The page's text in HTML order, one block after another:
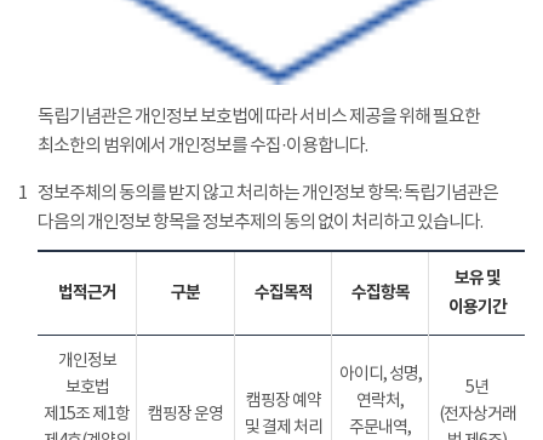
독립기념관은 개인정보 보호법에 따라 서비스 제공을 위해 필요한
최소한의 범위에서 개인정보를 수집·이용합니다.
1 정보주체의 동의를 받지 않고 처리하는 개인정보 항목: 독립기념관은
다음의 개인정보 항목을 정보추제의 동의 없이 처리하고 있습니다.
법적근거 구분 수집목적 수집항목
보유 및
이용기간
개인정보
보호법
제15조 제1항
캠핑장 운영
캠핑장 예약
및 결제 처리
아이디, 성명,
연락처,
주문내역,
5년
(전자상거래